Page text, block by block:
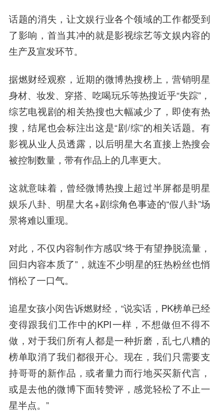
话题的消失，让文娱行业各个领域的工作都受到
了影响，首当其冲的就是影视综艺等文娱内容的
生产及宣发环节。
据燃财经观察，近期的微博热搜榜上，营销明星
身材、妆发、穿搭、吃喝玩乐等热搜近乎“失踪”，
综艺电视剧的相关热搜也大幅减少了，即使有热
搜，结尾也会标注出这是“剧/综”的相关话题。有
影视从业人员透露，以后明星大名直接上热搜会
被控制数量，带有作品上的几率更大。
这就意味着，曾经微博热搜上超过半屏都是明星
娱乐八卦、明星大名+剧综角色事迹的“假八卦”场
景将难以重现。
对此，不仅内容制作方感叹“终于有望挣脱流量，
回归内容本质了”，就连不少明星的狂热粉丝也悄
悄松了一口气。
追星女孩小闵告诉燃财经，“说实话，PK榜单已经
变得跟我们工作中的KPI一样，不想做但不得不
做，对于我们所有人都是一种折磨，乱七八糟的
榜单取消了我们都很开心。现在，我们只需要支
持哥哥的新作品，或者量力而行地买买新代言，
或是去他的微博下面转赞评，感觉轻松了不止一
星半点。”